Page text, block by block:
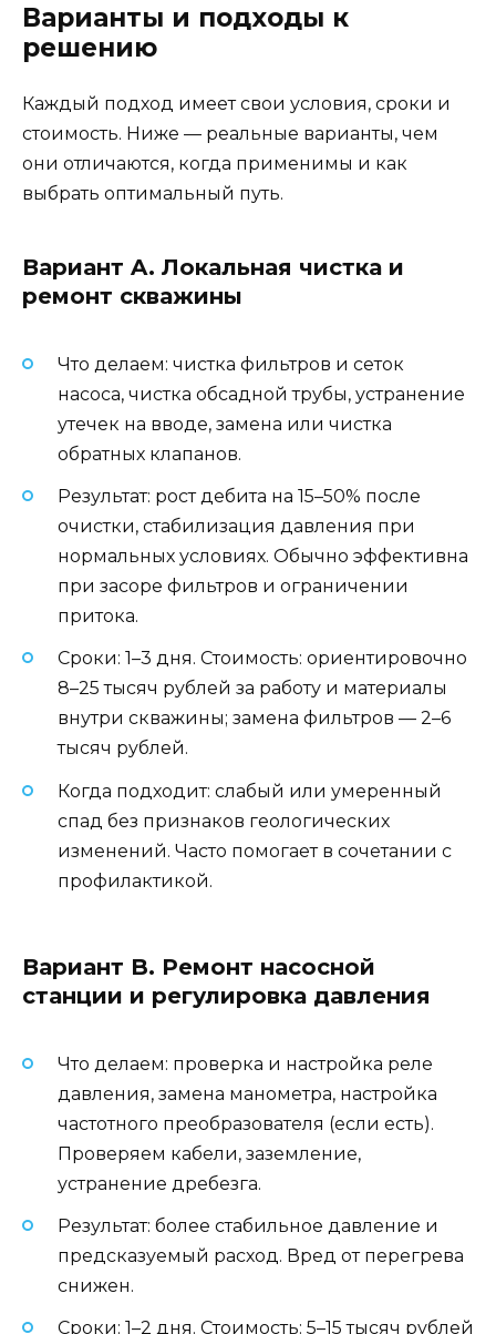
Варианты и подходы к
решению
Каждый подход имеет свои условия, сроки и
стоимость. Ниже — реальные варианты, чем
они отличаются, когда применимы и как
выбрать оптимальный путь.
Вариант A. Локальная чистка и
ремонт скважины
Что делаем: чистка фильтров и сеток
насоса, чистка обсадной трубы, устранение
утечек на вводе, замена или чистка
обратных клапанов.
Результат: рост дебита на 15–50% после
очистки, стабилизация давления при
нормальных условиях. Обычно эффективна
при засоре фильтров и ограничении
притока.
Сроки: 1–3 дня. Стоимость: ориентировочно
8–25 тысяч рублей за работу и материалы
внутри скважины; замена фильтров — 2–6
тысяч рублей.
Когда подходит: слабый или умеренный
спад без признаков геологических
изменений. Часто помогает в сочетании с
профилактикой.
Вариант B. Ремонт насосной
станции и регулировка давления
Что делаем: проверка и настройка реле
давления, замена манометра, настройка
частотного преобразователя (если есть).
Проверяем кабели, заземление,
устранение дребезга.
Результат: более стабильное давление и
предсказуемый расход. Вред от перегрева
снижен.
Сроки: 1–2 дня. Стоимость: 5–15 тысяч рублей